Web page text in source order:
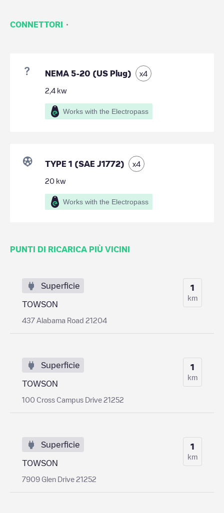
CONNETTORI ·
NEMA 5-20 (US Plug) x4
2,4 kw
Works with the Electropass
TYPE 1 (SAE J1772) x4
20 kw
Works with the Electropass
PUNTI DI RICARICA PIÙ VICINI
Superficie
TOWSON
437 Alabama Road 21204
1
km
Superficie
TOWSON
100 Cross Campus Drive 21252
1
km
Superficie
TOWSON
7909 Glen Drive 21252
1
km